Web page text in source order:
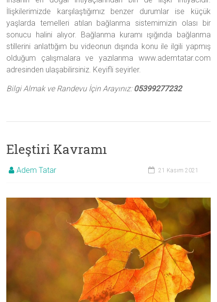
İlişkilerimizde karşılaştığımız benzer durumlar ise küçük
yaşlarda temelleri atılan bağlanma sistemimizin olası bir
sonucu halini alıyor. Bağlanma kuramı ışığında bağlanma
stillerini anlattığım bu videonun dışında konu ile ilgili yapmış
olduğum çalışmalara ve yazılarıma www.ademtatar.com
adresinden ulaşabilirsiniz. Keyifli seyirler.
Bilgi Almak ve Randevu İçin Arayınız: 05399277232
Eleştiri Kavramı
Adem Tatar 21 Kasım 2021